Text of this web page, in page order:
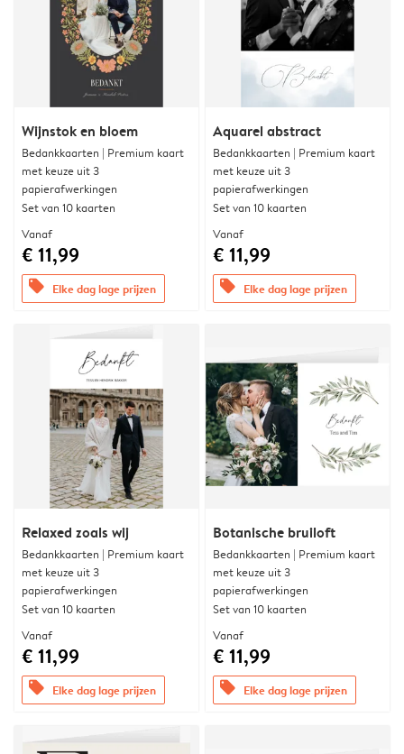
Wijnstok en bloem
Bedankkaarten | Premium kaart
met keuze uit 3
papierafwerkingen
Set van 10 kaarten
Vanaf
€ 11,99
offers Elke dag lage prijzen
Aquarel abstract
Bedankkaarten | Premium kaart
met keuze uit 3
papierafwerkingen
Set van 10 kaarten
Vanaf
€ 11,99
offers Elke dag lage prijzen
Relaxed zoals wij
Bedankkaarten | Premium kaart
met keuze uit 3
papierafwerkingen
Set van 10 kaarten
Vanaf
€ 11,99
offers Elke dag lage prijzen
Botanische bruiloft
Bedankkaarten | Premium kaart
met keuze uit 3
papierafwerkingen
Set van 10 kaarten
Vanaf
€ 11,99
offers Elke dag lage prijzen